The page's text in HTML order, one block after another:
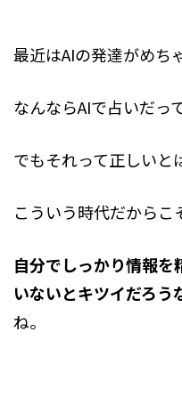
最近はAIの発達がめち
なんならAIで占いだっ
でもそれって正しいと
こういう時代だからこ
自分でしっかり情報を
いないとキツイだろう
ね。